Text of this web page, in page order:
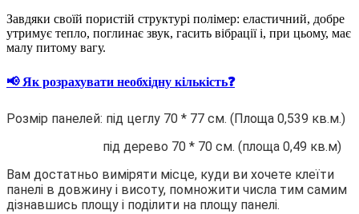
Завдяки своїй пористій структурі полімер: еластичний, добре
утримує тепло, поглинає звук, гасить вібрації і, при цьому, має
малу питому вагу.
📢 Як розрахувати необхідну кількість❓
Розмір панелей: під цеглу 70 * 77 см. (Площа 0,539 кв.м.)
під дерево 70 * 70 см. (площа 0,49 кв.м)
Вам достатньо виміряти місце, куди ви хочете клеїти
панелі в довжину і висоту, помножити числа тим самим
дізнавшись площу і поділити на площу панелі.